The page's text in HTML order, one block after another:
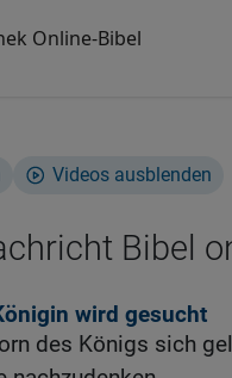
Online-Bibel
Videos ausblenden
Bibel
wird gesucht
des Königs sich